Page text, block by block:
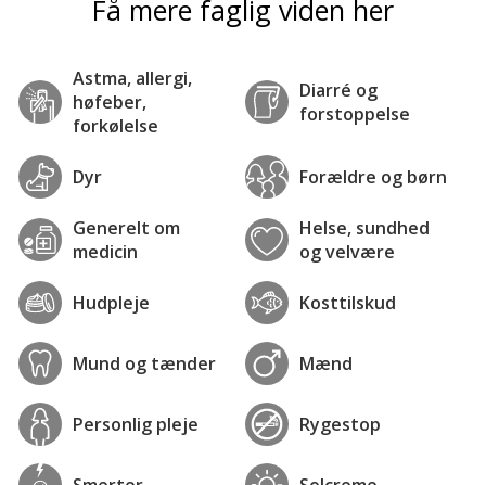
Få mere faglig viden her
Astma, allergi,
høfeber,
forkølelse
Diarré og
forstoppelse
Dyr Forældre og børn
Generelt om
medicin
Helse, sundhed
og velvære
Hudpleje Kosttilskud
Mund og tænder Mænd
Personlig pleje Rygestop